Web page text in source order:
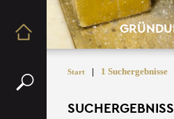
Start | 1 Suchergebnisse